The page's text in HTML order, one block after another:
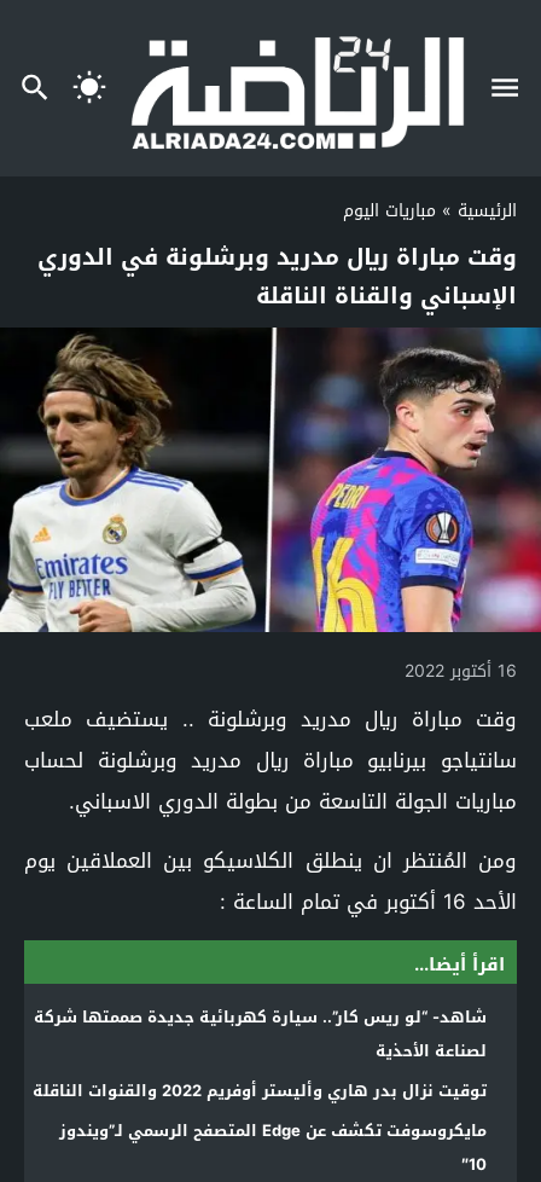
الرئيسية » مباريات اليوم
وقت مباراة ريال مدريد وبرشلونة في الدوري
الإسباني والقناة الناقلة
16 أكتوبر 2022
وقت مباراة ريال مدريد وبرشلونة .. يستضيف ملعب
سانتياجو بيرنابيو مباراة ريال مدريد وبرشلونة لحساب
مباريات الجولة التاسعة من بطولة الدوري الاسباني.
ومن المُنتظر ان ينطلق الكلاسيكو بين العملاقين يوم
الأحد 16 أكتوبر في تمام الساعة :
اقرأ أيضا...
شاهد- “لو ريس كار”.. سيارة كهربائية جديدة صممتها شركة
لصناعة الأحذية
توقيت نزال بدر هاري وأليستر أوفريم 2022 والقنوات الناقلة
مايكروسوفت تكشف عن Edge المتصفح الرسمي لـ”ويندوز
10″